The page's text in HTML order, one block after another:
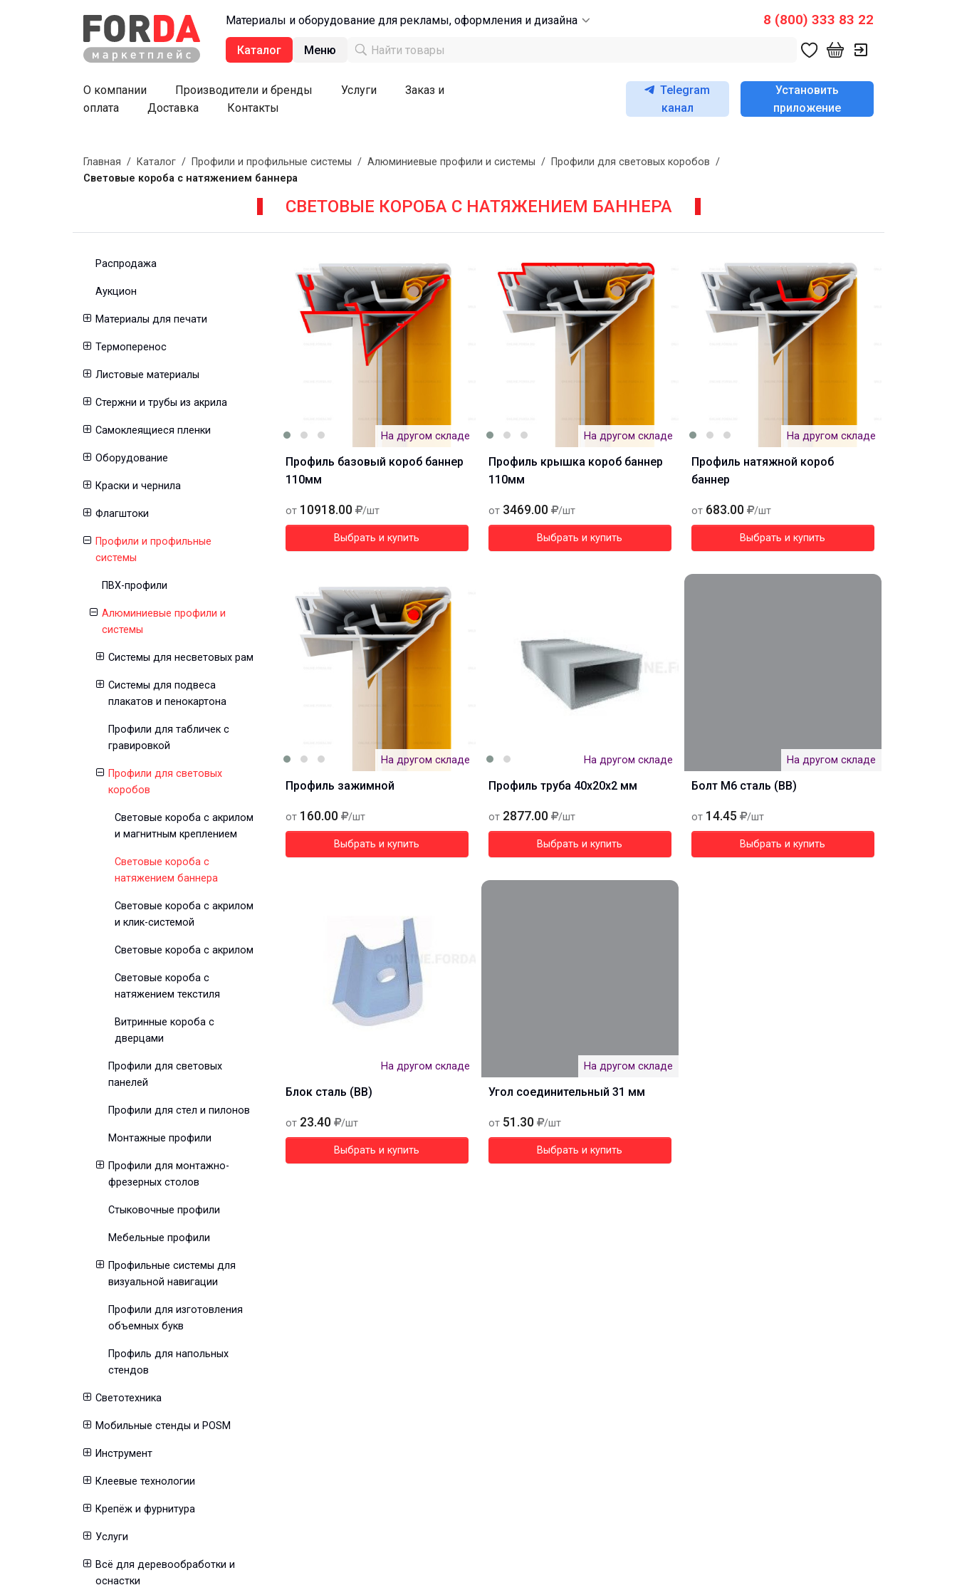
Материалы и оборудование для рекламы, оформления и дизайна 8 (800) 333 83 22
Каталог Меню
О компании Производители и бренды Услуги
Заказ и
оплата
Доставка Контакты
Telegram
канал
Установить
приложение
Главная / Каталог / Профили и профильные системы / Алюминиевые профили и системы / Профили для световых коробов /
Световые короба с натяжением баннера
СВЕТОВЫЕ КОРОБА С НАТЯЖЕНИЕМ БАННЕРА
Распродажа
Аукцион
Материалы для печати
Термоперенос
Листовые материалы
Стержни и трубы из акрила
Самоклеящиеся пленки
Оборудование
Краски и чернила
Флагштоки
Профили и профильные
системы
ПВХ-профили
Алюминиевые профили и
системы
Системы для несветовых рам
Системы для подвеса
плакатов и пенокартона
Профили для табличек с
гравировкой
Профили для световых
коробов
Световые короба с акрилом
и магнитным креплением
Световые короба с
натяжением баннера
Световые короба с акрилом
и клик-системой
Световые короба с акрилом
Световые короба с
натяжением текстиля
Витринные короба с
дверцами
Профили для световых
панелей
Профили для стел и пилонов
Монтажные профили
Профили для монтажно-
фрезерных столов
Стыковочные профили
Мебельные профили
Профильные системы для
визуальной навигации
Профили для изготовления
объемных букв
Профиль для напольных
стендов
Светотехника
Мобильные стенды и POSM
Инструмент
Клеевые технологии
Крепёж и фурнитура
Услуги
Всё для деревообработки и
оснастки
На другом складе
Профиль базовый короб баннер
110мм
от 10918.00 /шт
Выбрать и купить
На другом складе
Профиль крышка короб баннер
110мм
от 3469.00 /шт
Выбрать и купить
На другом складе
Профиль натяжной короб
баннер
от 683.00 /шт
Выбрать и купить
На другом складе
Профиль зажимной
от 160.00 /шт
Выбрать и купить
На другом складе
Профиль труба 40х20х2 мм
от 2877.00 /шт
Выбрать и купить
На другом складе
Болт M6 сталь (BB)
от 14.45 /шт
Выбрать и купить
На другом складе
Блок сталь (BB)
от 23.40 /шт
Выбрать и купить
На другом складе
Угол соединительный 31 мм
от 51.30 /шт
Выбрать и купить